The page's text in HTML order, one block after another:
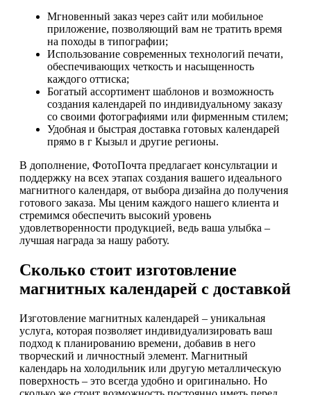
Мгновенный заказ через сайт или мобильное
приложение, позволяющий вам не тратить время
на походы в типографии;
Использование современных технологий печати,
обеспечивающих четкость и насыщенность
каждого оттиска;
Богатый ассортимент шаблонов и возможность
создания календарей по индивидуальному заказу
со своими фотографиями или фирменным стилем;
Удобная и быстрая доставка готовых календарей
прямо в г Кызыл и другие регионы.
В дополнение, ФотоПочта предлагает консультации и
поддержку на всех этапах создания вашего идеального
магнитного календаря, от выбора дизайна до получения
готового заказа. Мы ценим каждого нашего клиента и
стремимся обеспечить высокий уровень
удовлетворенности продукцией, ведь ваша улыбка –
лучшая награда за нашу работу.
Сколько стоит изготовление
магнитных календарей с доставкой
Изготовление магнитных календарей – уникальная
услуга, которая позволяет индивидуализировать ваш
подход к планированию времени, добавив в него
творческий и личностный элемент. Магнитный
календарь на холодильник или другую металлическую
поверхность – это всегда удобно и оригинально. Но